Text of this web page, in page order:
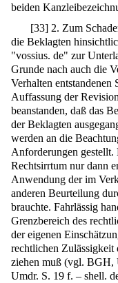
beiden
[33] 2. Zum
die Beklagten
"vossius. de" zur
Grunde nach auch die
Verhalten entstandenen
Auffassung der
beanstanden, daß das
der Beklagten
werden an die
Anforderungen gestellt.
Rechtsirrtum nur dann
Anwendung der im
anderen Beurteilung
brauchte. Fahrlässig
Grenzbereich des
der eigenen
rechtlichen Zulässigkeit
ziehen muß (vgl. BGH,
Umdr. S. 19 f. – shell.